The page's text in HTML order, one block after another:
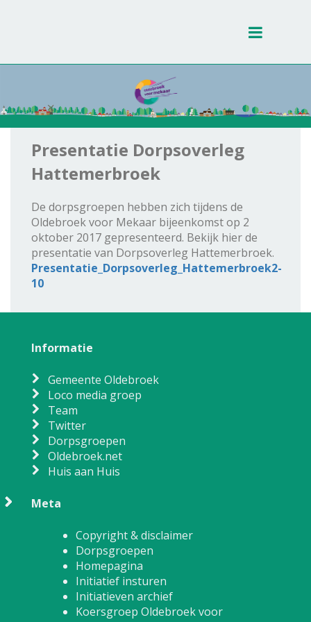
Toggle
Presentatie Dorpsoverleg
Hattemerbroek
De dorpsgroepen hebben zich tijdens de
Oldebroek voor Mekaar bijeenkomst op 2
oktober 2017 gepresenteerd. Bekijk hier de
presentatie van Dorpsoverleg Hattemerbroek.
Presentatie_Dorpsoverleg_Hattemerbroek2-
10
Informatie
Gemeente Oldebroek
Loco media groep
Team
Twitter
Dorpsgroepen
Oldebroek.net
Huis aan Huis
Meta
Copyright & disclaimer
Dorpsgroepen
Homepagina
Initiatief insturen
Initiatieven archief
Koersgroep Oldebroek voor